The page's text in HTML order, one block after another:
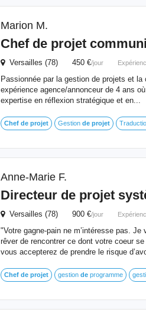
Marion M.
Chef de projet
Versailles (78) 450 €/jour
Passionnée par la gestion de projets et
expérience agence/annonceur de 4 ans
expertise en réflexion stratégique et en...
Chef de projet Gestion de projet
Anne-Marie F.
Directeur de projet
Versailles (78) 900 €/jour
"Votre gagne-pain ne m’intéresse pas.
rêver de rencontrer ce dont votre coeur
vous accepterez de prendre le risque
Chef de projet gestion deprogramme